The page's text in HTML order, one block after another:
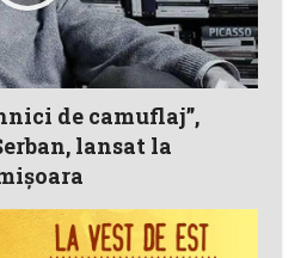
de camuflaj”,
lansat la